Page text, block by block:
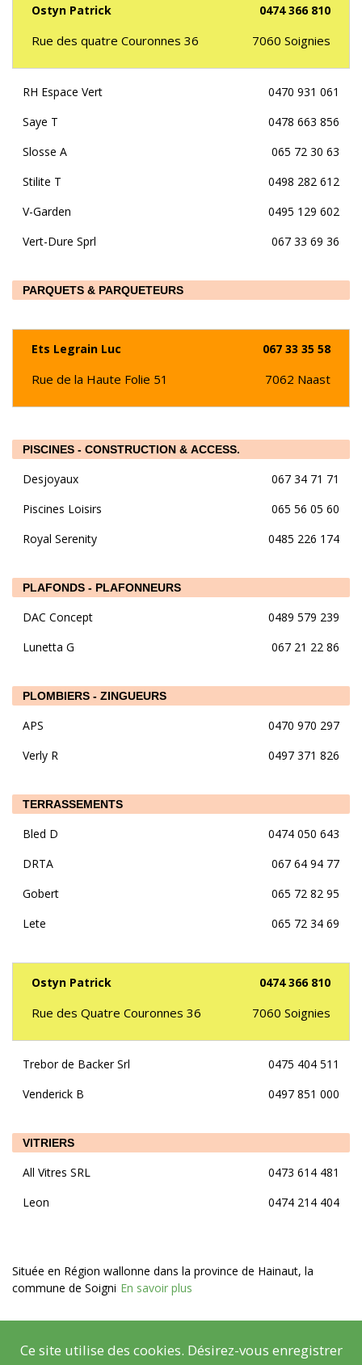
Ostyn Patrick 0474 366 810
Rue des quatre Couronnes 36 7060 Soignies
RH Espace Vert
0470 931 061
Saye T
0478 663 856
Slosse A
065 72 30 63
Stilite T
0498 282 612
V-Garden
0495 129 602
Vert-Dure Sprl
067 33 69 36
PARQUETS & PARQUETEURS
Ets Legrain Luc 067 33 35 58
Rue de la Haute Folie 51 7062 Naast
PISCINES - CONSTRUCTION & ACCESS.
Desjoyaux
067 34 71 71
Piscines Loisirs
065 56 05 60
Royal Serenity
0485 226 174
PLAFONDS - PLAFONNEURS
DAC Concept
0489 579 239
Lunetta G
067 21 22 86
PLOMBIERS - ZINGUEURS
APS
0470 970 297
Verly R
0497 371 826
TERRASSEMENTS
Bled D
0474 050 643
DRTA
067 64 94 77
Gobert
065 72 82 95
Lete
065 72 34 69
Ostyn Patrick 0474 366 810
Rue des Quatre Couronnes 36 7060 Soignies
Trebor de Backer Srl
0475 404 511
Venderick B
0497 851 000
VITRIERS
All Vitres SRL
0473 614 481
Leon
0474 214 404
Située en Région wallonne dans la province de Hainaut, la
commune de Soigni En savoir plus
© CopyrightMentions légales- Copyright2026
Ce site utilise des cookies. Désirez-vous enregistrer